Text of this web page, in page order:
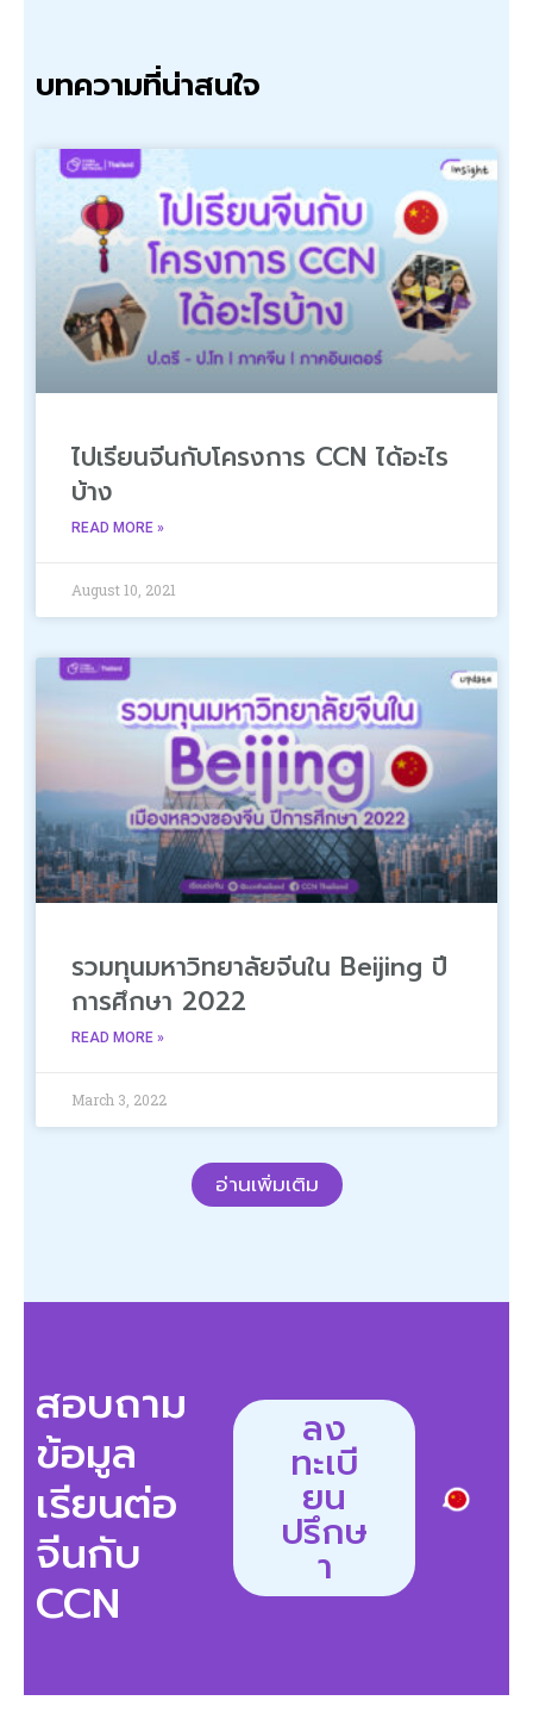
บทความที่น่าสนใจ
ไปเรียนจีนกับโครงการ CCN ได้อะไร
บ้าง
READ MORE »
August 10, 2021
รวมทุนมหาวิทยาลัยจีนใน Beijing ปี
การศึกษา 2022
READ MORE »
March 3, 2022
อ่านเพิ่มเติม
สอบถาม
ข้อมูล
เรียนต่อ
จีนกับ
CCN
ลง
ทะเบี
ยน
ปรึกษ
า